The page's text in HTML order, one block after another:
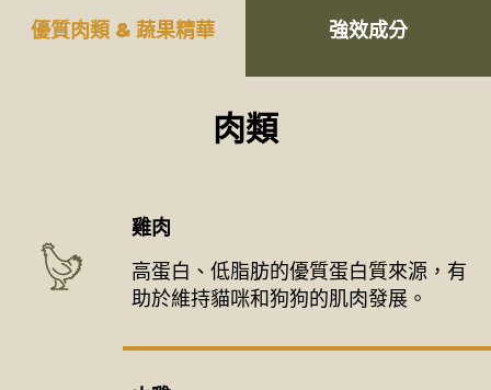
優質肉類 & 蔬果精華 強效成分
肉類
雞肉
高蛋白、低脂肪的優質蛋白質來源，有
助於維持貓咪和狗狗的肌肉發展。